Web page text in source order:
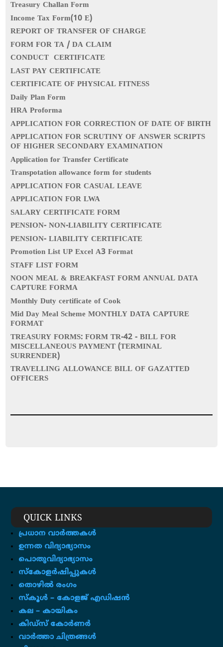
Treasury Challan Form
Income Tax Form(10 E)
REPORT OF TRANSFER OF CHARGE
FORM FOR TA / DA CLAIM
CONDUCT CERTIFICATE
LAST PAY CERTIFICATE
CERTIFICATE OF PHYSICAL FITNESS
Daily Plan Form
HRA Proforma
APPLICATION FOR CORRECTION OF DATE OF BIRTH
APPLICATION FOR SCRUTINY OF ANSWER SCRIPTS
OF HIGHER SECONDARY EXAMINATION
Application for Transfer Certificate
Transpotation allowance form for students
APPLICATION FOR CASUAL LEAVE
APPLICATION FOR LWA
SALARY CERTIFICATE FORM
PENSION- NON-LIABILITY CERTIFICATE
PENSION- LIABILITY CERTIFICATE
Promotion List UP Excel A3 Format
STAFF LIST FORM
NOON MEAL & BREAKFAST FORM ANNUAL DATA
CAPTURE FORMA
Monthly Duty certificate of Cook
Mid Day Meal Scheme MONTHLY DATA CAPTURE
FORMAT
TREASURY FORMS: FORM TR-42 - BILL FOR
MISCELLANEOUS PAYMENT (TERMINAL
SURRENDER)
TRAVELLING ALLOWANCE BILL OF GAZATTED
OFFICERS
QUICK LINKS
പ്രധാന വാർത്തകൾ
ഉന്നത വിദ്യാഭ്യാസം
പൊതുവിദ്യാഭ്യാസം
സ്കോളർഷിപ്പുകൾ
തൊഴിൽ രംഗം
സ്‌കൂൾ – കോളജ് എഡിഷൻ
കല – കായികം
കിഡ്സ് കോർണർ
വാർത്താ ചിത്രങ്ങൾ